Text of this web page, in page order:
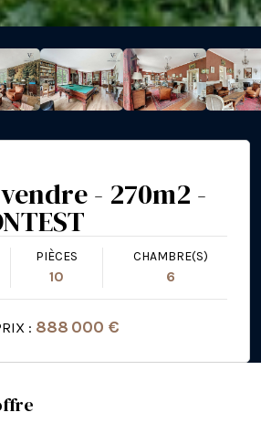
- 270m2 -
PIÈCES
10
CHAMBRE(S)
6
: 888 000 €